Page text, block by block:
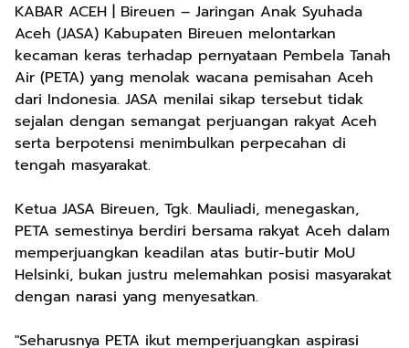
KABAR ACEH | Bireuen – Jaringan Anak Syuhada
Aceh (JASA) Kabupaten Bireuen melontarkan
kecaman keras terhadap pernyataan Pembela Tanah
Air (PETA) yang menolak wacana pemisahan Aceh
dari Indonesia. JASA menilai sikap tersebut tidak
sejalan dengan semangat perjuangan rakyat Aceh
serta berpotensi menimbulkan perpecahan di
tengah masyarakat.
Ketua JASA Bireuen, Tgk. Mauliadi, menegaskan,
PETA semestinya berdiri bersama rakyat Aceh dalam
memperjuangkan keadilan atas butir-butir MoU
Helsinki, bukan justru melemahkan posisi masyarakat
dengan narasi yang menyesatkan.
"Seharusnya PETA ikut memperjuangkan aspirasi